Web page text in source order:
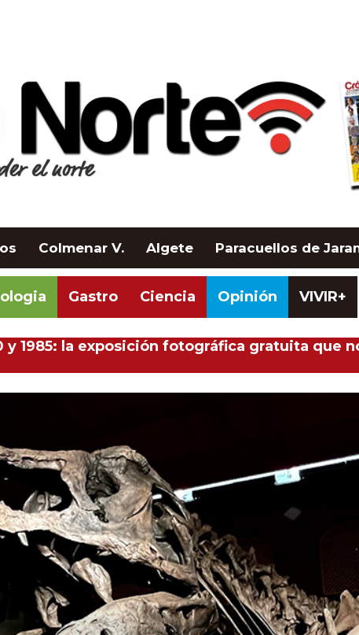
Colmenar V. Algete Paracuellos de
Gastro Ciencia Opinión VIVIR+
1985: la exposición fotográfica gratuita que